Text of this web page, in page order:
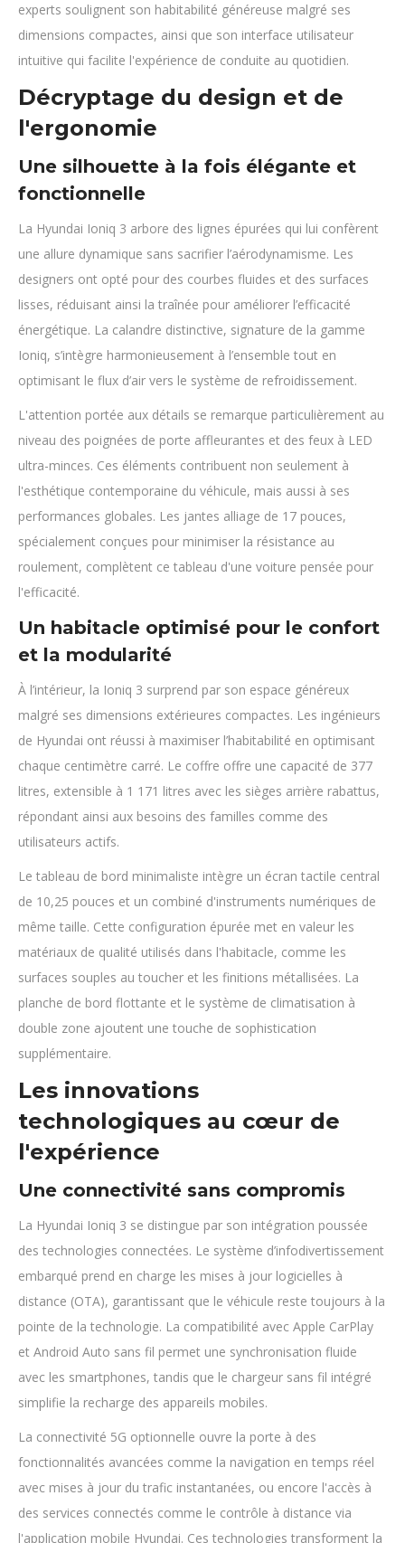
experts soulignent son habitabilité généreuse malgré ses
dimensions compactes, ainsi que son interface utilisateur
intuitive qui facilite l'expérience de conduite au quotidien.
Décryptage du design et de
l'ergonomie
Une silhouette à la fois élégante et
fonctionnelle
La Hyundai Ioniq 3 arbore des lignes épurées qui lui confèrent
une allure dynamique sans sacrifier l’aérodynamisme. Les
designers ont opté pour des courbes fluides et des surfaces
lisses, réduisant ainsi la traînée pour améliorer l’efficacité
énergétique. La calandre distinctive, signature de la gamme
Ioniq, s’intègre harmonieusement à l’ensemble tout en
optimisant le flux d’air vers le système de refroidissement.
L'attention portée aux détails se remarque particulièrement au
niveau des poignées de porte affleurantes et des feux à LED
ultra-minces. Ces éléments contribuent non seulement à
l'esthétique contemporaine du véhicule, mais aussi à ses
performances globales. Les jantes alliage de 17 pouces,
spécialement conçues pour minimiser la résistance au
roulement, complètent ce tableau d'une voiture pensée pour
l'efficacité.
Un habitacle optimisé pour le confort
et la modularité
À l’intérieur, la Ioniq 3 surprend par son espace généreux
malgré ses dimensions extérieures compactes. Les ingénieurs
de Hyundai ont réussi à maximiser l’habitabilité en optimisant
chaque centimètre carré. Le coffre offre une capacité de 377
litres, extensible à 1 171 litres avec les sièges arrière rabattus,
répondant ainsi aux besoins des familles comme des
utilisateurs actifs.
Le tableau de bord minimaliste intègre un écran tactile central
de 10,25 pouces et un combiné d'instruments numériques de
même taille. Cette configuration épurée met en valeur les
matériaux de qualité utilisés dans l'habitacle, comme les
surfaces souples au toucher et les finitions métallisées. La
planche de bord flottante et le système de climatisation à
double zone ajoutent une touche de sophistication
supplémentaire.
Les innovations
technologiques au cœur de
l'expérience
Une connectivité sans compromis
La Hyundai Ioniq 3 se distingue par son intégration poussée
des technologies connectées. Le système d’infodivertissement
embarqué prend en charge les mises à jour logicielles à
distance (OTA), garantissant que le véhicule reste toujours à la
pointe de la technologie. La compatibilité avec Apple CarPlay
et Android Auto sans fil permet une synchronisation fluide
avec les smartphones, tandis que le chargeur sans fil intégré
simplifie la recharge des appareils mobiles.
La connectivité 5G optionnelle ouvre la porte à des
fonctionnalités avancées comme la navigation en temps réel
avec mises à jour du trafic instantanées, ou encore l'accès à
des services connectés comme le contrôle à distance via
l'application mobile Hyundai. Ces technologies transforment la